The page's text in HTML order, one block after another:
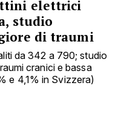
elettrici
studio
di traumi
da 342 a 790; studio
cranici e bassa
e 4,1% in Svizzera)